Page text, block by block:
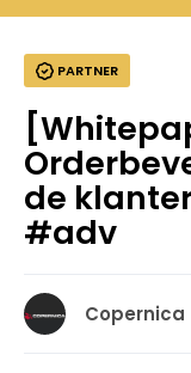
PARTNER
de
#adv
Copernica